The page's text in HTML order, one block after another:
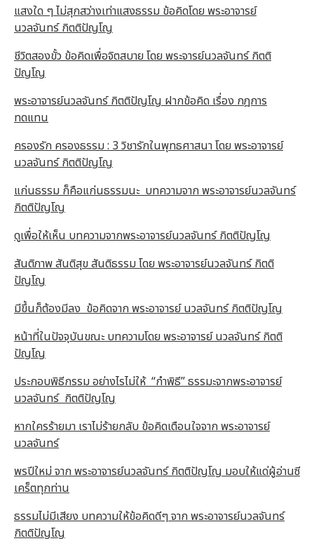
แสงใด ๆ ไม่สุกสว่างเท่าแสงธรรม ข้อคิดโดย พระอาจารย์
นวลจันทร์ กิตติปัญโญ
ชีวิตสองขั้ว ข้อคิดเพื่อจิตสบาย โดย พระจารย์นวลจันทร์ กิตติ
ปัญโญ
พระอาจารย์นวลจันทร์ กิตติปัญโญ ฝากข้อคิด เรื่อง กฎการ
ทดแทน
ครองรัก ครองธรรม : 3 วิชารักในพุทธศาสนา โดย พระอาจารย์
นวลจันทร์ กิตติปัญโญ
แก่นธรรม ก็คือแก่นธรรมนะ บทความจาก พระอาจารย์นวลจันทร์
กิตติปัญโญ
ดูเพื่อให้เห็น บทความจากพระอาจารย์นวลจันทร์ กิตติปัญโญ
สันติภาพ สันติสุข สันติธรรม โดย พระอาจารย์นวลจันทร์ กิตติ
ปัญโญ
มีขึ้นก็ต้องมีลง ข้อคิดจาก พระอาจารย์ นวลจันทร์ กิตติปัญโญ
หน้าที่ในปัจจุบันขณะ บทความโดย พระอาจารย์ นวลจันทร์ กิตติ
ปัญโญ
ประกอบพิธีกรรม อย่างไรไม่ให้ “กำพิธี” ธรรมะจากพระอาจารย์
นวลจันทร์ กิตติปัญโญ
หากใครร้ายมา เราไม่ร้ายกลับ ข้อคิดเตือนใจจาก พระอาจารย์
นวลจันทร์
พรปีใหม่ จาก พระอาจารย์นวลจันทร์ กิตติปัญโญ มอบให้แด่ผู้อ่านซี
เคร็ตทุกท่าน
ธรรมไม่มีเสียง บทความให้ข้อคิดดีๆ จาก พระอาจารย์นวลจันทร์
กิตติปัญโญ